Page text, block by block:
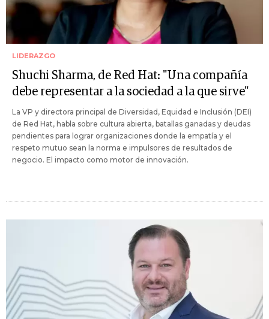
LIDERAZGO
Shuchi Sharma, de Red Hat: "Una compañía
debe representar a la sociedad a la que sirve"
La VP y directora principal de Diversidad, Equidad e Inclusión (DEI)
de Red Hat, habla sobre cultura abierta, batallas ganadas y deudas
pendientes para lograr organizaciones donde la empatía y el
respeto mutuo sean la norma e impulsores de resultados de
negocio. El impacto como motor de innovación.